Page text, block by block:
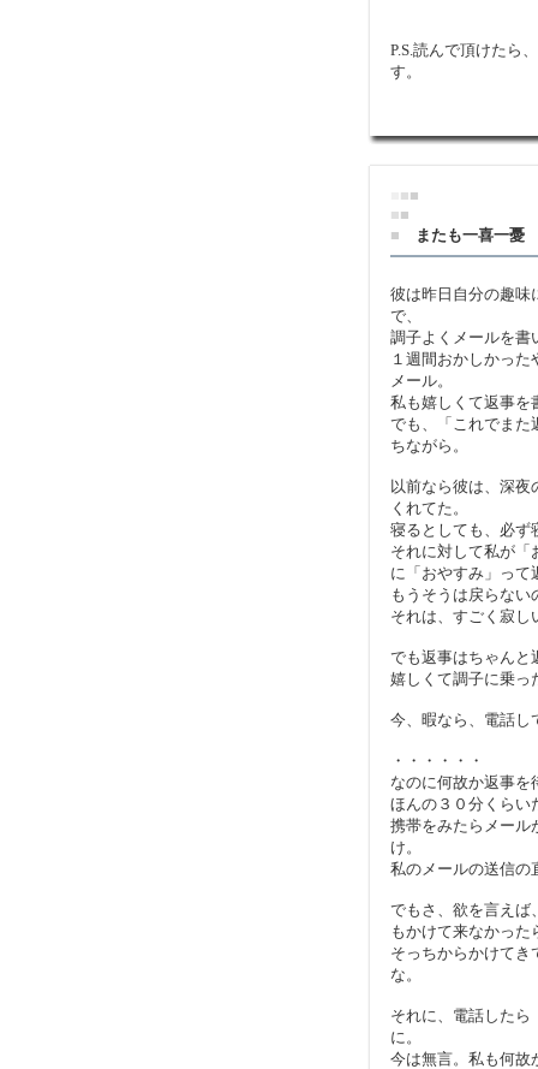
P.S.読んで頂けたら
す。
■■
■■
■
またも一喜一憂
彼は昨日自分の趣味
で、
調子よくメールを書
１週間おかしかっ
メール。
私も嬉しくて返事を
でも、「これでまた
ちながら。
以前なら彼は、深
くれてた。
寝るとしても、必ず
それに対して私が「
に「おやすみ」って
もうそうは戻らな
それは、すごく寂し
でも返事はちゃんと
嬉しくて調子に乗っ
今、暇なら、電話し
・・・・・・
なのに何故か返事を
ほんの３０分くらい
携帯をみたらメール
け。
私のメールの送信の
でもさ、欲を言えば
もかけて来なかった
そっちからかけてき
な。
それに、電話したら
に。
今は無言。私も何故